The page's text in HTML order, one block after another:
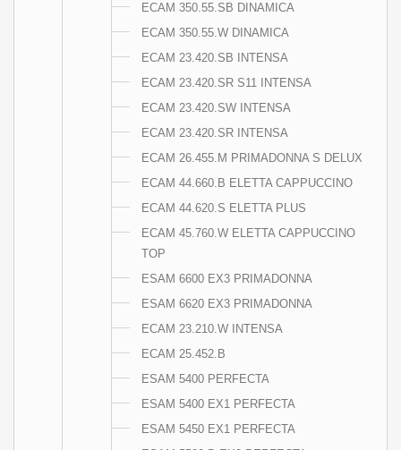
ECAM 350.55.SB DINAMICA
ECAM 350.55.W DINAMICA
ECAM 23.420.SB INTENSA
ECAM 23.420.SR S11 INTENSA
ECAM 23.420.SW INTENSA
ECAM 23.420.SR INTENSA
ECAM 26.455.M PRIMADONNA S DELUX
ECAM 44.660.B ELETTA CAPPUCCINO
ECAM 44.620.S ELETTA PLUS
ECAM 45.760.W ELETTA CAPPUCCINO
TOP
ESAM 6600 EX3 PRIMADONNA
ESAM 6620 EX3 PRIMADONNA
ECAM 23.210.W INTENSA
ECAM 25.452.B
ESAM 5400 PERFECTA
ESAM 5400 EX1 PERFECTA
ESAM 5450 EX1 PERFECTA